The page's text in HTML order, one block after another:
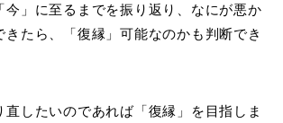
今」に至るまでを振り返り、なにが悪か
きたら、「復縁」可能なのかも判断でき
直したいのであれば「復縁」を目指しま